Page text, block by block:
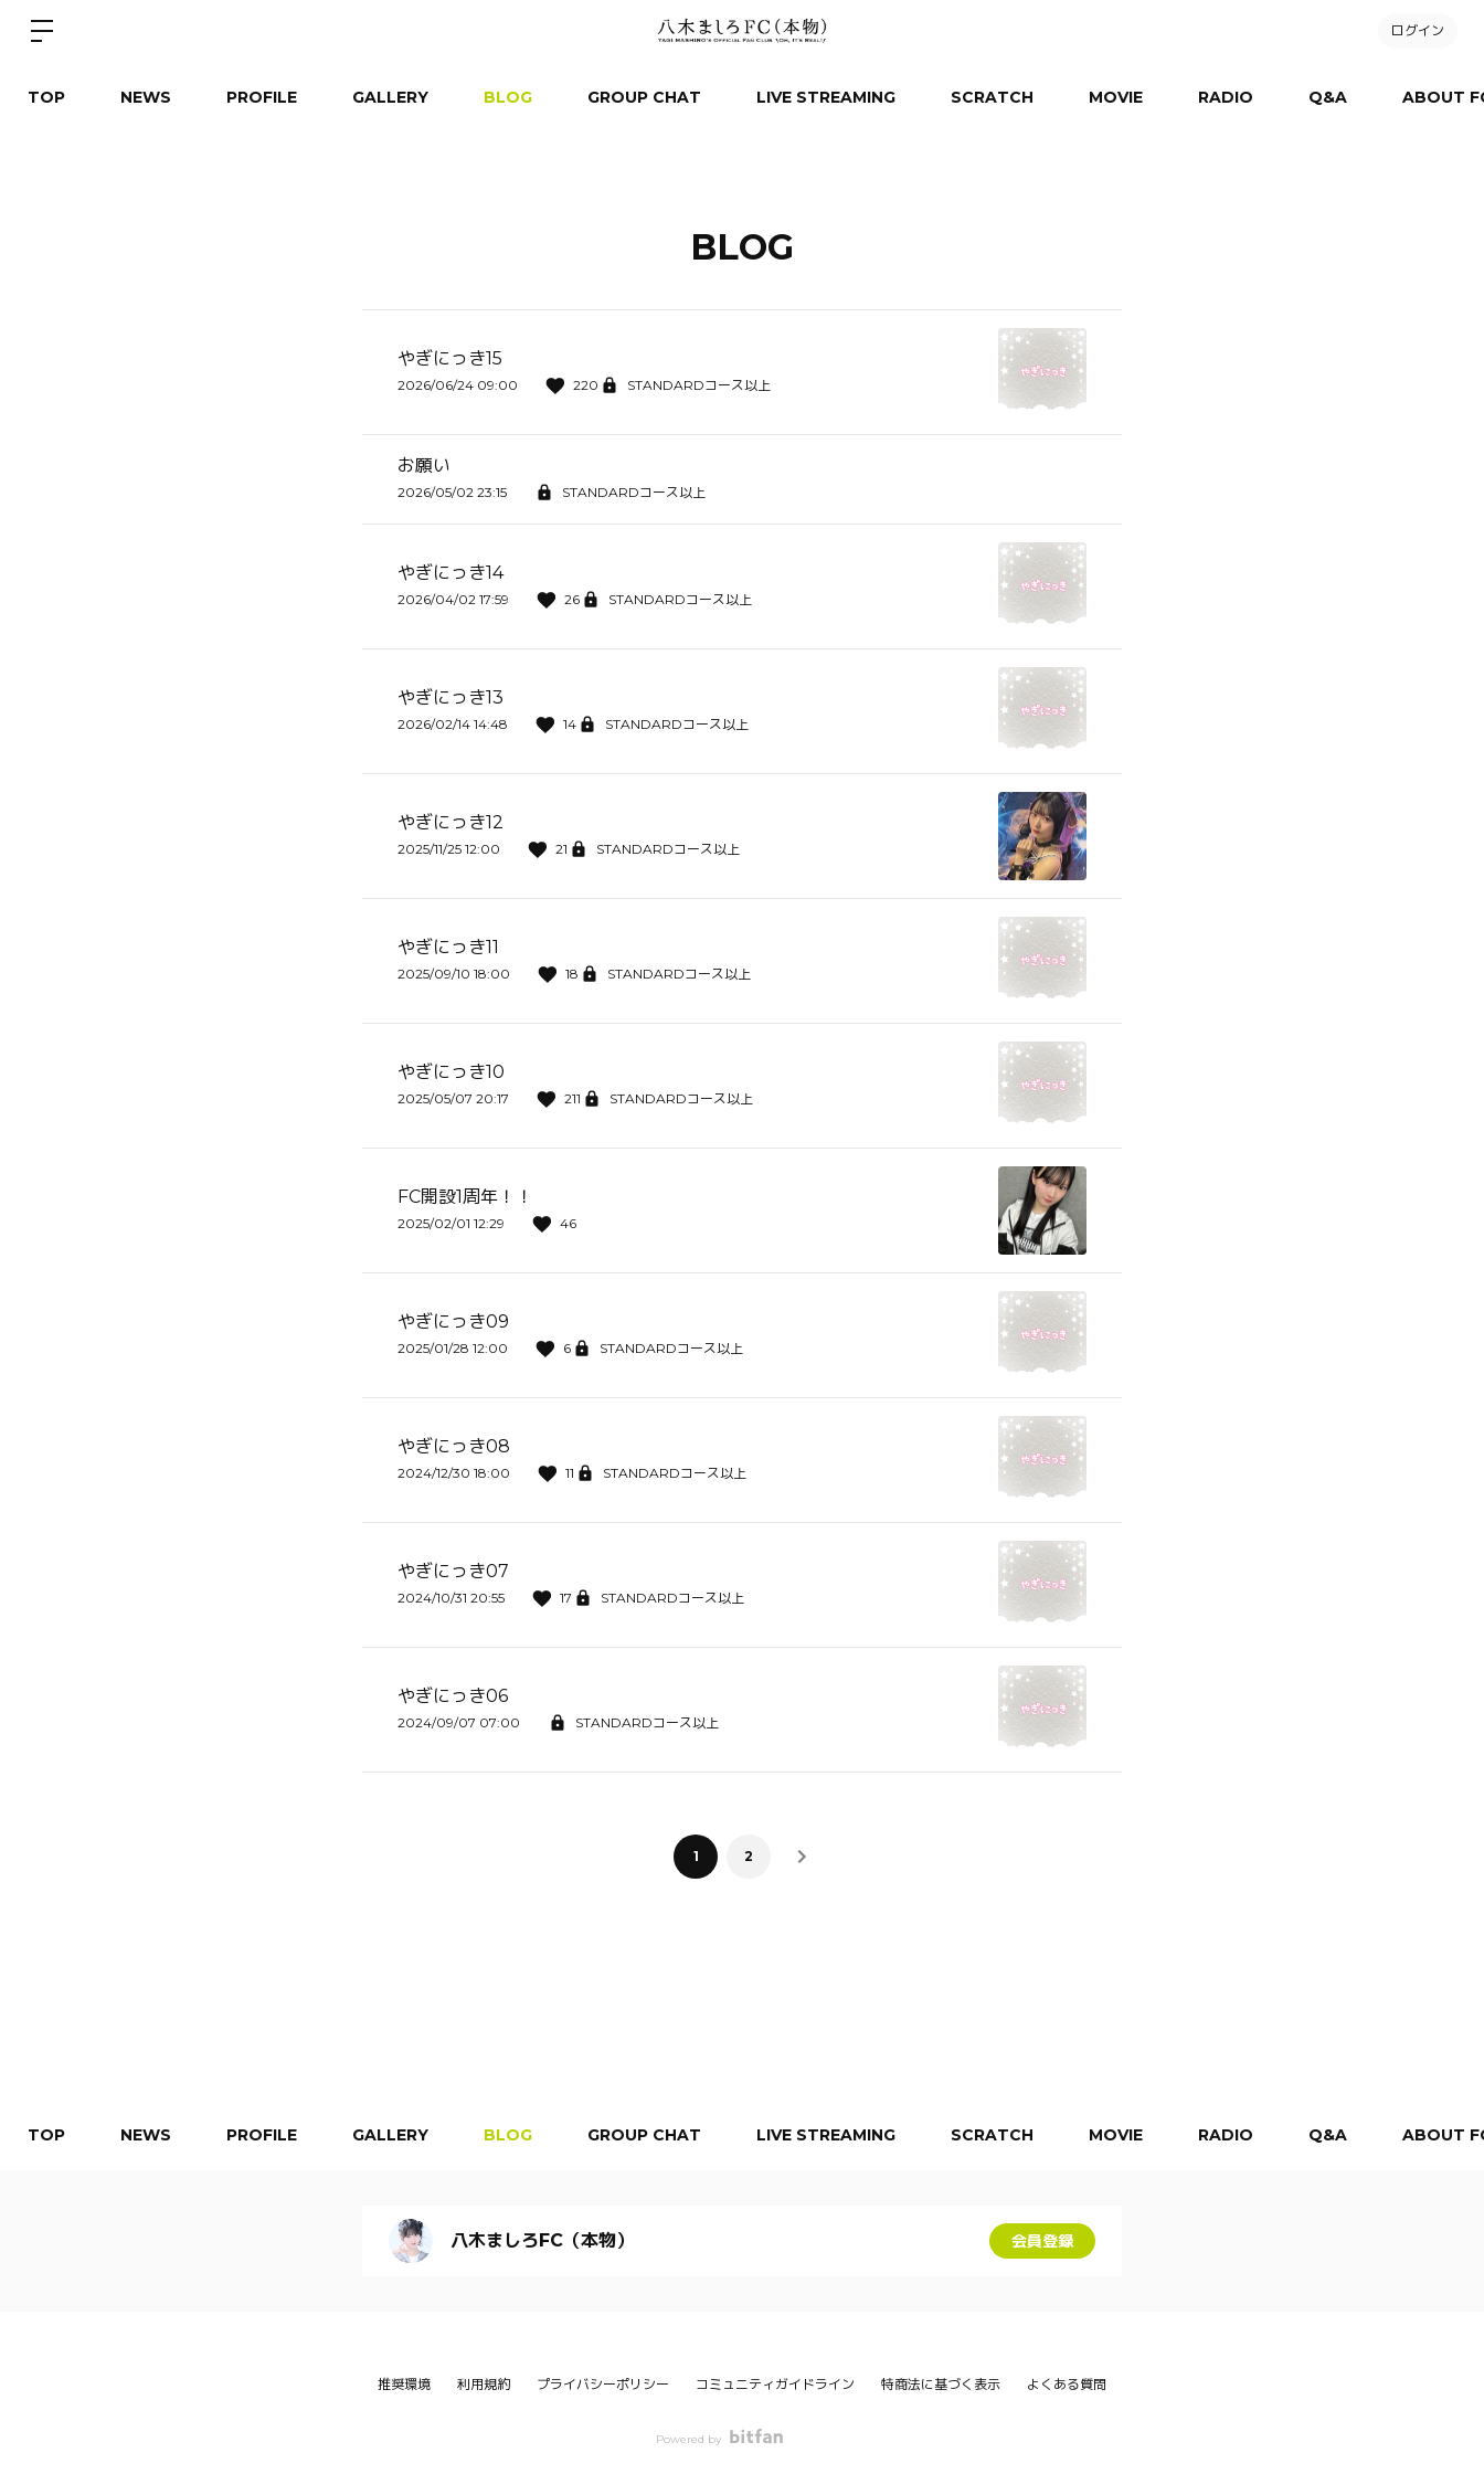
ログイン
TOP NEWS PROFILE GALLERY BLOG GROUP CHAT LIVE STREAMING SCRATCH MOVIE RADIO Q&A ABOUT
BLOG
やぎにっき15
2026/06/24 09:00 220 STANDARDコース以上
お願い
2026/05/02 23:15 STANDARDコース以上
やぎにっき14
2026/04/02 17:59 26 STANDARDコース以上
やぎにっき13
2026/02/14 14:48 14 STANDARDコース以上
やぎにっき12
2025/11/25 12:00 21 STANDARDコース以上
やぎにっき11
2025/09/10 18:00 18 STANDARDコース以上
やぎにっき10
2025/05/07 20:17 211 STANDARDコース以上
FC開設1周年！！
2025/02/01 12:29 46
やぎにっき09
2025/01/28 12:00 6 STANDARDコース以上
やぎにっき08
2024/12/30 18:00 11 STANDARDコース以上
やぎにっき07
2024/10/31 20:55 17 STANDARDコース以上
やぎにっき06
2024/09/07 07:00 STANDARDコース以上
1 2
TOP NEWS PROFILE GALLERY BLOG GROUP CHAT LIVE STREAMING SCRATCH MOVIE RADIO Q&A ABOUT
八木ましろFC（本物） 会員登録
推奨環境 利用規約 プライバシーポリシー コミュニティガイドライン 特商法に基づく表示 よくある質問
Powered by